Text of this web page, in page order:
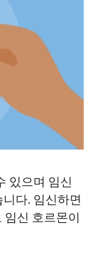
있으며 임신
다. 임신하면
신 호르몬이